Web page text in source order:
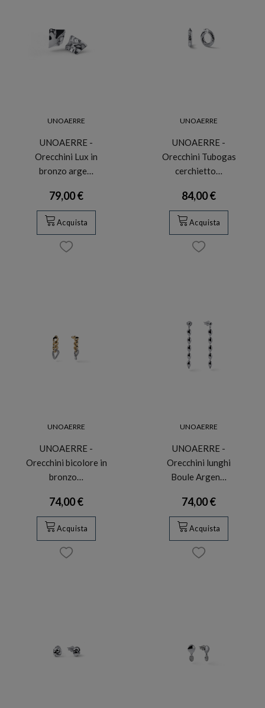
UNOAERRE
UNOAERRE -
Orecchini Lux in
bronzo arge…
79,00 €
Acquista
UNOAERRE
UNOAERRE -
Orecchini Tubogas
cerchietto…
84,00 €
Acquista
UNOAERRE
UNOAERRE -
Orecchini bicolore in
bronzo…
74,00 €
Acquista
UNOAERRE
UNOAERRE -
Orecchini lunghi
Boule Argen…
74,00 €
Acquista